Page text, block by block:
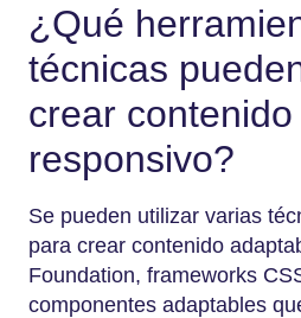
¿Qué
técnicas
crear contenido
responsivo?
Se pueden utilizar varias
para crear contenido
Foundation, frameworks
componentes adaptables